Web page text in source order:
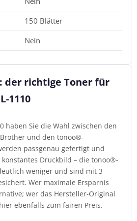
150 Blätter
Nein
der richtige Toner für
1110
haben Sie die Wahl zwischen den
und den tonoo®-
passgenau gefertigt und
Druckbild – die tonoo®-
weniger und sind mit 3
Wer maximale Ersparnis
wer das Hersteller-Original
ebenfalls zum fairen Preis.